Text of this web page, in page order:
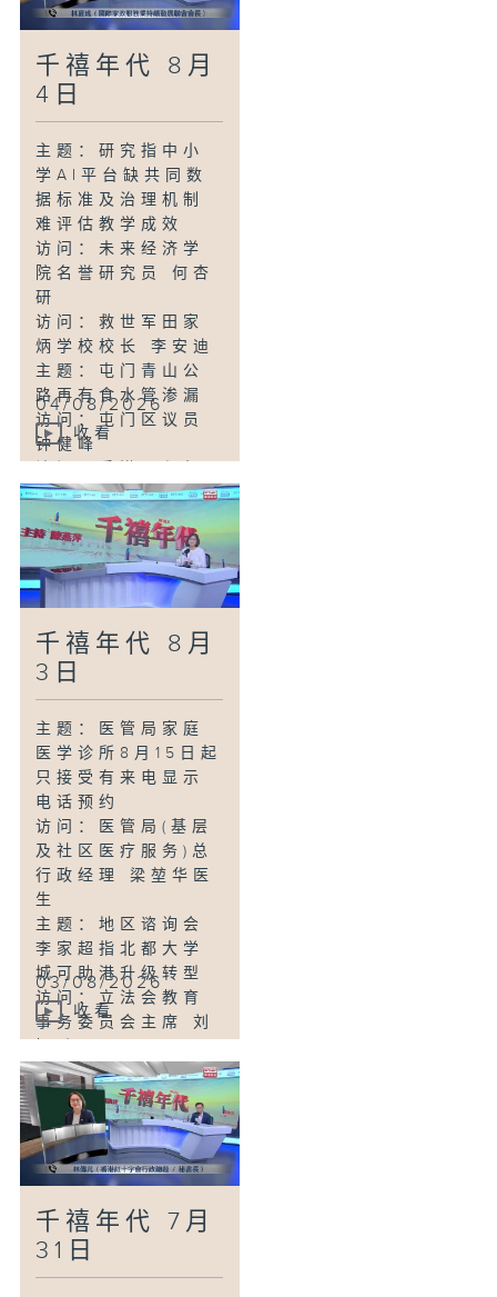
访问：渔农界立法
主题：两童疑误食
大麻糖不适送院 母
涉疏忽照顾同被捕
剂师学会药物教育
资源中心副总监 陈
颍琳
主题：东涌满东邨
毗邻拟建康体综合
大楼
访问：离岛区议员
刘展鹏
千禧年代 8月
4日
主题：研究指中小
学AI平台缺共同数
据标准及治理机制
难评估教学成效
访问：未来经济学
院名誉研究员 何杏
研
访问：救世军田家
炳学校校长 李安迪
主题：屯门青山公
路再有食水管渗漏
访问：屯门区议员
钟健峰
学会土木分部主席
陈可儿
主题：规管网约车
新例生效 综合笔试
即日接受报名
事务委员会委员 庄
豪锋
主题：加强规管持
施实施
访问：融资行业从
业员协会秘书长 黄
尹华
访问：国际家政服
务业持续发展联会
会长 林夏瑶
04/08/2026
收看
千禧年代 8月
3日
主题：医管局家庭
医学诊所8月15日起
只接受有来电显示
电话预约
访问：医管局(基层
及社区医疗服务)总
行政经理 梁堃华医
生
主题：地区谘询会
李家超指北都大学
城可助港升级转型
访问：立法会教育
事务委员会主席 刘
主题：三铁赛失踪
男子 大美督对开海
面救起送院后不治
访问：立法会议员
郑泳舜
何敬康
主题：新修订竹棚
及金属棚架安全守
03/08/2026
收看
千禧年代 7月
31日